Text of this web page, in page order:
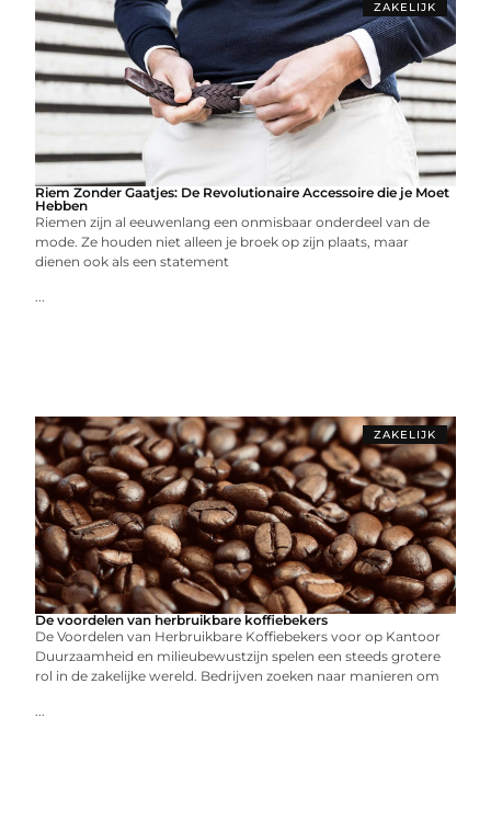
ZAKELIJK
Riem Zonder Gaatjes: De Revolutionaire Accessoire die je Moet
Hebben
Riemen zijn al eeuwenlang een onmisbaar onderdeel van de
mode. Ze houden niet alleen je broek op zijn plaats, maar
dienen ook als een statement
...
ZAKELIJK
De voordelen van herbruikbare koffiebekers
De Voordelen van Herbruikbare Koffiebekers voor op Kantoor
Duurzaamheid en milieubewustzijn spelen een steeds grotere
rol in de zakelijke wereld. Bedrijven zoeken naar manieren om
...